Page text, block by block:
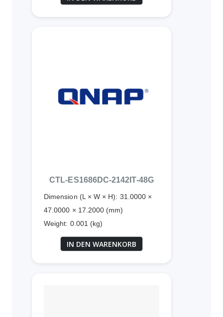
CTL-ES1686DC-2142IT-48G
Dimension (L × W × H): 31.0000 ×
47.0000 × 17.2000 (mm)
Weight: 0.001 (kg)
IN DEN WARENKORB